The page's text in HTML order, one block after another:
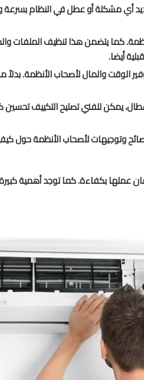
أي مشكلة أو عطل في النظام بسرعة
كما يتضمن هذا تنظيف الملفات
أيضا.
الوقت والمال لأصحاب الأنظمة.
يمكن للفني تصليح التكييف
وتوجيهات لأصحاب الأنظمة
عملها بكفاءة. كما توجد أهمية